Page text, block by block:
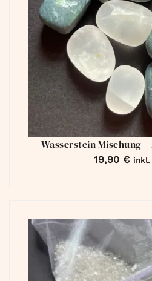
Wasserstein Mischung
19,90 € inkl.